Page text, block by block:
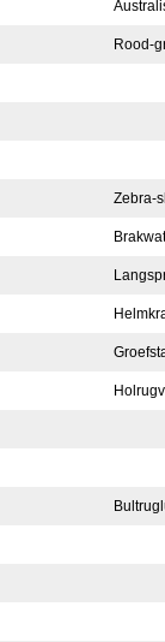
Rood-
Zebra-